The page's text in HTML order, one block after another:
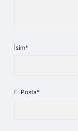
İsim*
E-Posta*